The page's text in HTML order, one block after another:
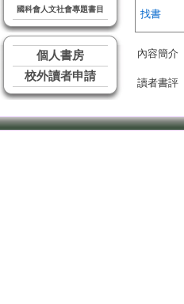
國科會人文社會專題書目
個人書房
校外讀者申請
找書
內容簡介
讀者書評